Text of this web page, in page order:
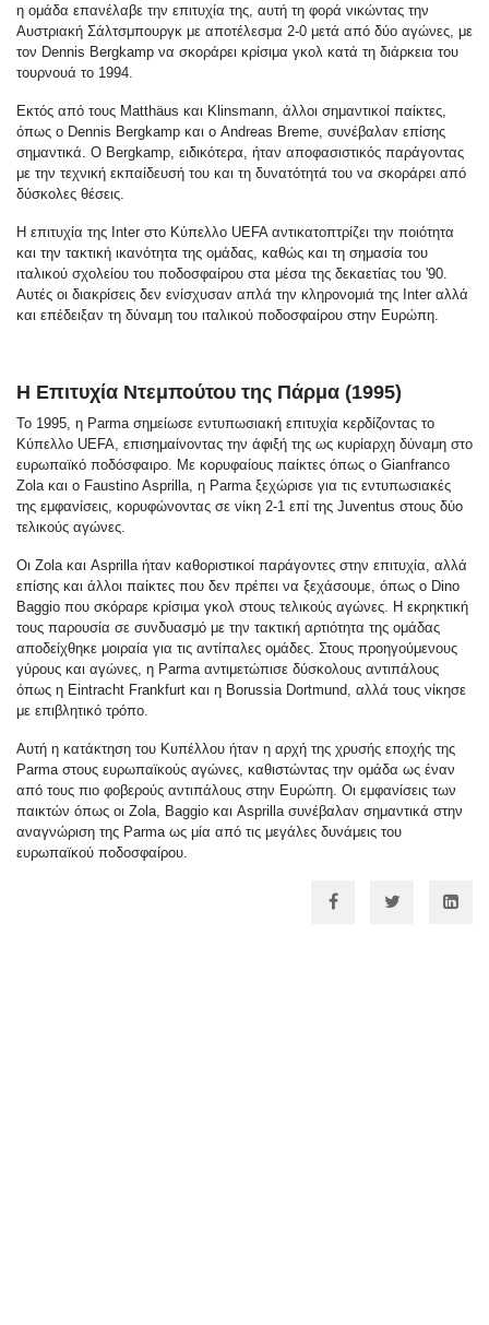
η ομάδα επανέλαβε την επιτυχία της, αυτή τη φορά νικώντας την
Αυστριακή Σάλτσμπουργκ με αποτέλεσμα 2-0 μετά από δύο αγώνες, με
τον Dennis Bergkamp να σκοράρει κρίσιμα γκολ κατά τη διάρκεια του
τουρνουά το 1994.
Εκτός από τους Matthäus και Klinsmann, άλλοι σημαντικοί παίκτες,
όπως ο Dennis Bergkamp και ο Andreas Breme, συνέβαλαν επίσης
σημαντικά. Ο Bergkamp, ειδικότερα, ήταν αποφασιστικός παράγοντας
με την τεχνική εκπαίδευσή του και τη δυνατότητά του να σκοράρει από
δύσκολες θέσεις.
Η επιτυχία της Inter στο Κύπελλο UEFA αντικατοπτρίζει την ποιότητα
και την τακτική ικανότητα της ομάδας, καθώς και τη σημασία του
ιταλικού σχολείου του ποδοσφαίρου στα μέσα της δεκαετίας του '90.
Αυτές οι διακρίσεις δεν ενίσχυσαν απλά την κληρονομιά της Inter αλλά
και επέδειξαν τη δύναμη του ιταλικού ποδοσφαίρου στην Ευρώπη.
Η Επιτυχία Ντεμπούτου της Πάρμα (1995)
Το 1995, η Parma σημείωσε εντυπωσιακή επιτυχία κερδίζοντας το
Κύπελλο UEFA, επισημαίνοντας την άφιξή της ως κυρίαρχη δύναμη στο
ευρωπαϊκό ποδόσφαιρο. Με κορυφαίους παίκτες όπως ο Gianfranco
Zola και ο Faustino Asprilla, η Parma ξεχώρισε για τις εντυπωσιακές
της εμφανίσεις, κορυφώνοντας σε νίκη 2-1 επί της Juventus στους δύο
τελικούς αγώνες.
Οι Zola και Asprilla ήταν καθοριστικοί παράγοντες στην επιτυχία, αλλά
επίσης και άλλοι παίκτες που δεν πρέπει να ξεχάσουμε, όπως ο Dino
Baggio που σκόραρε κρίσιμα γκολ στους τελικούς αγώνες. Η εκρηκτική
τους παρουσία σε συνδυασμό με την τακτική αρτιότητα της ομάδας
αποδείχθηκε μοιραία για τις αντίπαλες ομάδες. Στους προηγούμενους
γύρους και αγώνες, η Parma αντιμετώπισε δύσκολους αντιπάλους
όπως η Eintracht Frankfurt και η Borussia Dortmund, αλλά τους νίκησε
με επιβλητικό τρόπο.
Αυτή η κατάκτηση του Κυπέλλου ήταν η αρχή της χρυσής εποχής της
Parma στους ευρωπαϊκούς αγώνες, καθιστώντας την ομάδα ως έναν
από τους πιο φοβερούς αντιπάλους στην Ευρώπη. Οι εμφανίσεις των
παικτών όπως οι Zola, Baggio και Asprilla συνέβαλαν σημαντικά στην
αναγνώριση της Parma ως μία από τις μεγάλες δυνάμεις του
ευρωπαϊκού ποδοσφαίρου.